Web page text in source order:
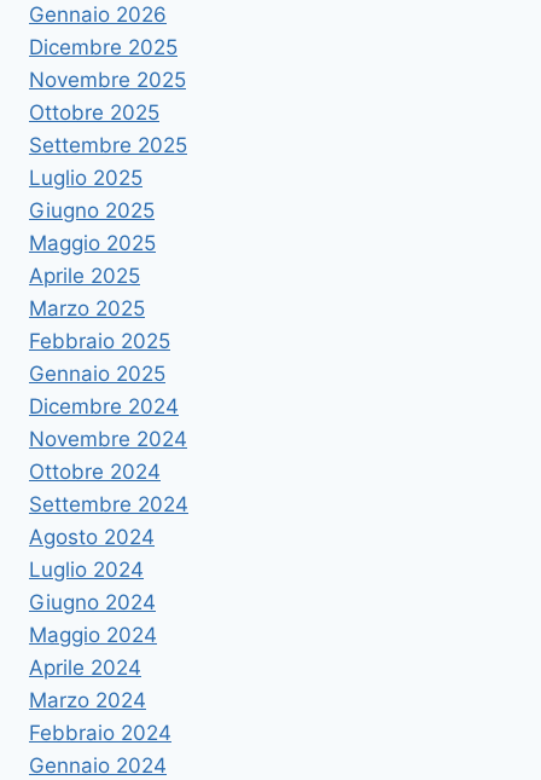
Gennaio 2026
Dicembre 2025
Novembre 2025
Ottobre 2025
Settembre 2025
Luglio 2025
Giugno 2025
Maggio 2025
Aprile 2025
Marzo 2025
Febbraio 2025
Gennaio 2025
Dicembre 2024
Novembre 2024
Ottobre 2024
Settembre 2024
Agosto 2024
Luglio 2024
Giugno 2024
Maggio 2024
Aprile 2024
Marzo 2024
Febbraio 2024
Gennaio 2024